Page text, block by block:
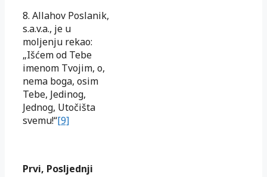
8. Allahov Poslanik,
s.a.v.a., je u
moljenju rekao:
„Išćem od Tebe
imenom Tvojim, o,
nema boga, osim
Tebe, Jedinog,
Jednog, Utočišta
svemu!“[9]
Prvi, Posljednji